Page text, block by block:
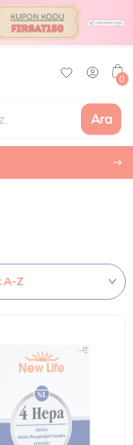
Ara
0